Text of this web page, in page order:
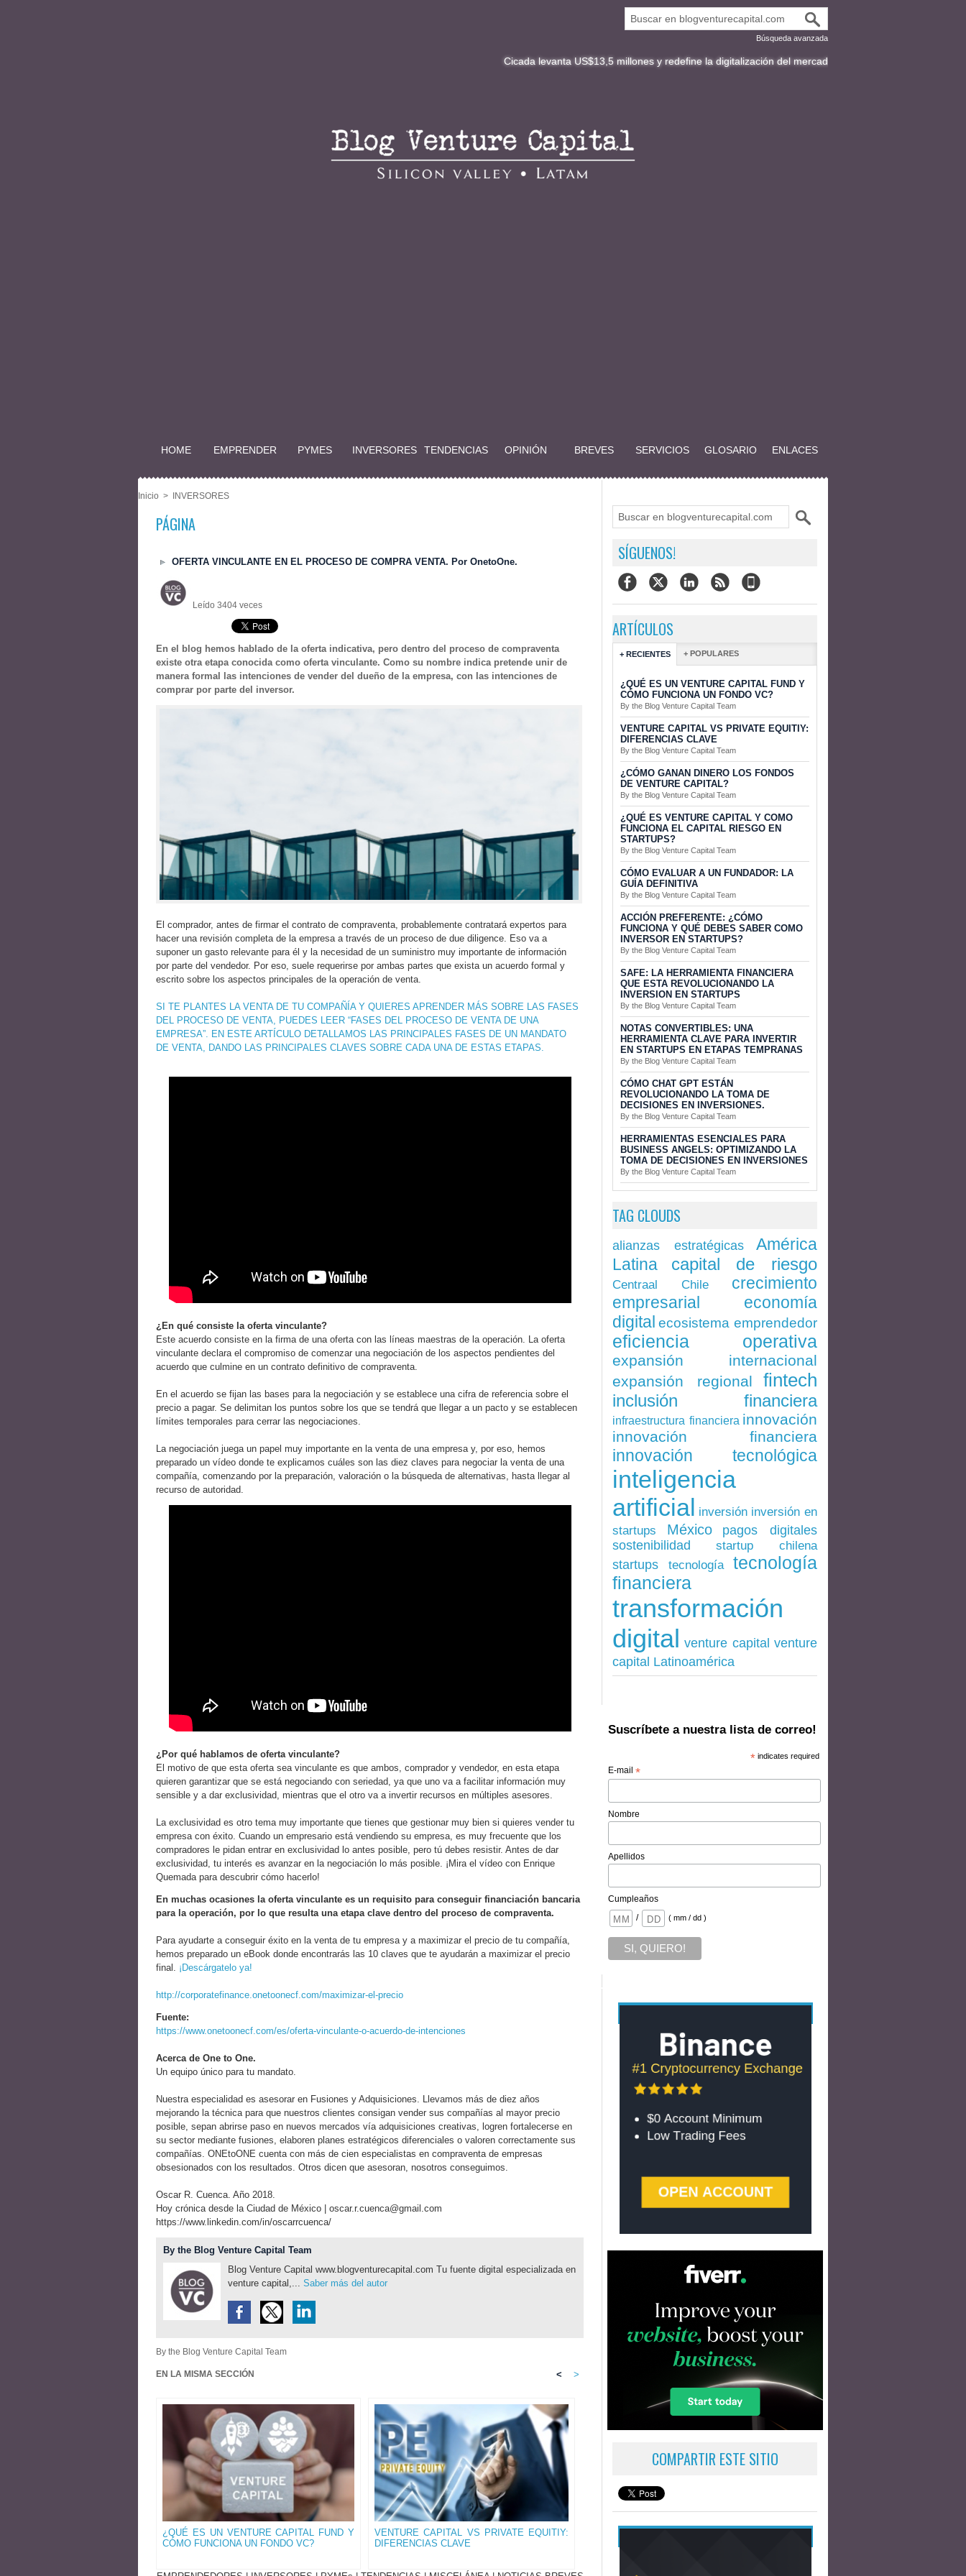
Búsqueda avanzada
Cicada levanta US$13,5 millones y redefine la digitalización del mercado de bonos en Latinoamérica
HOME EMPRENDER PYMES INVERSORES TENDENCIAS OPINIÓN BREVES SERVICIOS GLOSARIO ENLACES
Inicio > INVERSORES
PÁGINA
OFERTA VINCULANTE EN EL PROCESO DE COMPRA VENTA. Por OnetoOne.
Leído 3404 veces
En el blog hemos hablado de la oferta indicativa, pero dentro del proceso de compraventa
existe otra etapa conocida como oferta vinculante. Como su nombre indica pretende unir de
manera formal las intenciones de vender del dueño de la empresa, con las intenciones de
comprar por parte del inversor.
El comprador, antes de firmar el contrato de compraventa, probablemente contratará expertos para
hacer una revisión completa de la empresa a través de un proceso de due diligence. Eso va a
suponer un gasto relevante para él y la necesidad de un suministro muy importante de información
por parte del vendedor. Por eso, suele requerirse por ambas partes que exista un acuerdo formal y
escrito sobre los aspectos principales de la operación de venta.
SI TE PLANTES LA VENTA DE TU COMPAÑÍA Y QUIERES APRENDER MÁS SOBRE LAS FASES
DEL PROCESO DE VENTA, PUEDES LEER “FASES DEL PROCESO DE VENTA DE UNA
EMPRESA”. EN ESTE ARTÍCULO DETALLAMOS LAS PRINCIPALES FASES DE UN MANDATO
DE VENTA, DANDO LAS PRINCIPALES CLAVES SOBRE CADA UNA DE ESTAS ETAPAS.
¿En qué consiste la oferta vinculante?
Este acuerdo consiste en la firma de una oferta con las líneas maestras de la operación. La oferta
vinculante declara el compromiso de comenzar una negociación de los aspectos pendientes del
acuerdo que culmine en un contrato definitivo de compraventa.
En el acuerdo se fijan las bases para la negociación y se establece una cifra de referencia sobre el
precio a pagar. Se delimitan los puntos sobre los que se tendrá que llegar a un pacto y se establecen
límites temporales para cerrar las negociaciones.
La negociación juega un papel muy importante en la venta de una empresa y, por eso, hemos
preparado un vídeo donde te explicamos cuáles son las diez claves para negociar la venta de una
compañía, comenzando por la preparación, valoración o la búsqueda de alternativas, hasta llegar al
recurso de autoridad.
¿Por qué hablamos de oferta vinculante?
El motivo de que esta oferta sea vinculante es que ambos, comprador y vendedor, en esta etapa
quieren garantizar que se está negociando con seriedad, ya que uno va a facilitar información muy
sensible y a dar exclusividad, mientras que el otro va a invertir recursos en múltiples asesores.
La exclusividad es otro tema muy importante que tienes que gestionar muy bien si quieres vender tu
empresa con éxito. Cuando un empresario está vendiendo su empresa, es muy frecuente que los
compradores le pidan entrar en exclusividad lo antes posible, pero tú debes resistir. Antes de dar
exclusividad, tu interés es avanzar en la negociación lo más posible. ¡Mira el vídeo con Enrique
Quemada para descubrir cómo hacerlo!
En muchas ocasiones la oferta vinculante es un requisito para conseguir financiación bancaria
para la operación, por lo que resulta una etapa clave dentro del proceso de compraventa.
Para ayudarte a conseguir éxito en la venta de tu empresa y a maximizar el precio de tu compañía,
hemos preparado un eBook donde encontrarás las 10 claves que te ayudarán a maximizar el precio
final. ¡Descárgatelo ya!
http://corporatefinance.onetoonecf.com/maximizar-el-precio
Fuente:
https://www.onetoonecf.com/es/oferta-vinculante-o-acuerdo-de-intenciones
Acerca de One to One.
Un equipo único para tu mandato.
Nuestra especialidad es asesorar en Fusiones y Adquisiciones. Llevamos más de diez años
mejorando la técnica para que nuestros clientes consigan vender sus compañías al mayor precio
posible, sepan abrirse paso en nuevos mercados vía adquisiciones creativas, logren fortalecerse en
su sector mediante fusiones, elaboren planes estratégicos diferenciales o valoren correctamente sus
compañías. ONEtoONE cuenta con más de cien especialistas en compraventa de empresas
obsesionados con los resultados. Otros dicen que asesoran, nosotros conseguimos.
Oscar R. Cuenca. Año 2018.
Hoy crónica desde la Ciudad de México | oscar.r.cuenca@gmail.com
https://www.linkedin.com/in/oscarrcuenca/
By the Blog Venture Capital Team
Blog Venture Capital www.blogventurecapital.com Tu fuente digital especializada en
venture capital,... Saber más del autor
By the Blog Venture Capital Team
EN LA MISMA SECCIÓN < >
¿QUÉ ES UN VENTURE CAPITAL FUND Y
CÓMO FUNCIONA UN FONDO VC?
VENTURE CAPITAL VS PRIVATE EQUITIY:
DIFERENCIAS CLAVE
SÍGUENOS!
ARTÍCULOS
+ RECIENTES + POPULARES
¿QUÉ ES UN VENTURE CAPITAL FUND Y
CÓMO FUNCIONA UN FONDO VC?
By the Blog Venture Capital Team
VENTURE CAPITAL VS PRIVATE EQUITIY:
DIFERENCIAS CLAVE
By the Blog Venture Capital Team
¿CÓMO GANAN DINERO LOS FONDOS
DE VENTURE CAPITAL?
By the Blog Venture Capital Team
¿QUÉ ES VENTURE CAPITAL Y COMO
FUNCIONA EL CAPITAL RIESGO EN
STARTUPS?
By the Blog Venture Capital Team
CÓMO EVALUAR A UN FUNDADOR: LA
GUÍA DEFINITIVA
By the Blog Venture Capital Team
ACCIÓN PREFERENTE: ¿CÓMO
FUNCIONA Y QUÉ DEBES SABER COMO
INVERSOR EN STARTUPS?
By the Blog Venture Capital Team
SAFE: LA HERRAMIENTA FINANCIERA
QUE ESTA REVOLUCIONANDO LA
INVERSION EN STARTUPS
By the Blog Venture Capital Team
NOTAS CONVERTIBLES: UNA
HERRAMIENTA CLAVE PARA INVERTIR
EN STARTUPS EN ETAPAS TEMPRANAS
By the Blog Venture Capital Team
CÓMO CHAT GPT ESTÁN
REVOLUCIONANDO LA TOMA DE
DECISIONES EN INVERSIONES.
By the Blog Venture Capital Team
HERRAMIENTAS ESENCIALES PARA
BUSINESS ANGELS: OPTIMIZANDO LA
TOMA DE DECISIONES EN INVERSIONES
By the Blog Venture Capital Team
TAG CLOUDS
alianzas estratégicas
América
Latina
capital de riesgo
Centraal Chile
crecimiento
empresarial
economía
digital ecosistema emprendedor
eficiencia operativa
expansión internacional
expansión regional
fintech
inclusión financiera
infraestructura financiera innovación
innovación financiera
innovación tecnológica
inteligencia
artificial inversión inversión en
startups
México pagos digitales
sostenibilidad startup chilena
startups tecnología
tecnología
financiera
transformación
digital venture capital venture
capital Latinoamérica
Suscríbete a nuestra lista de correo!
*indicates required
E-mail*
Nombre
Apellidos
Cumpleaños
/
( mm / dd )
COMPARTIR ESTE SITIO